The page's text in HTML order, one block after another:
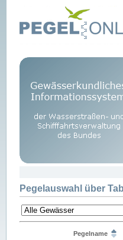
Pegelauswahl über
Pegelname